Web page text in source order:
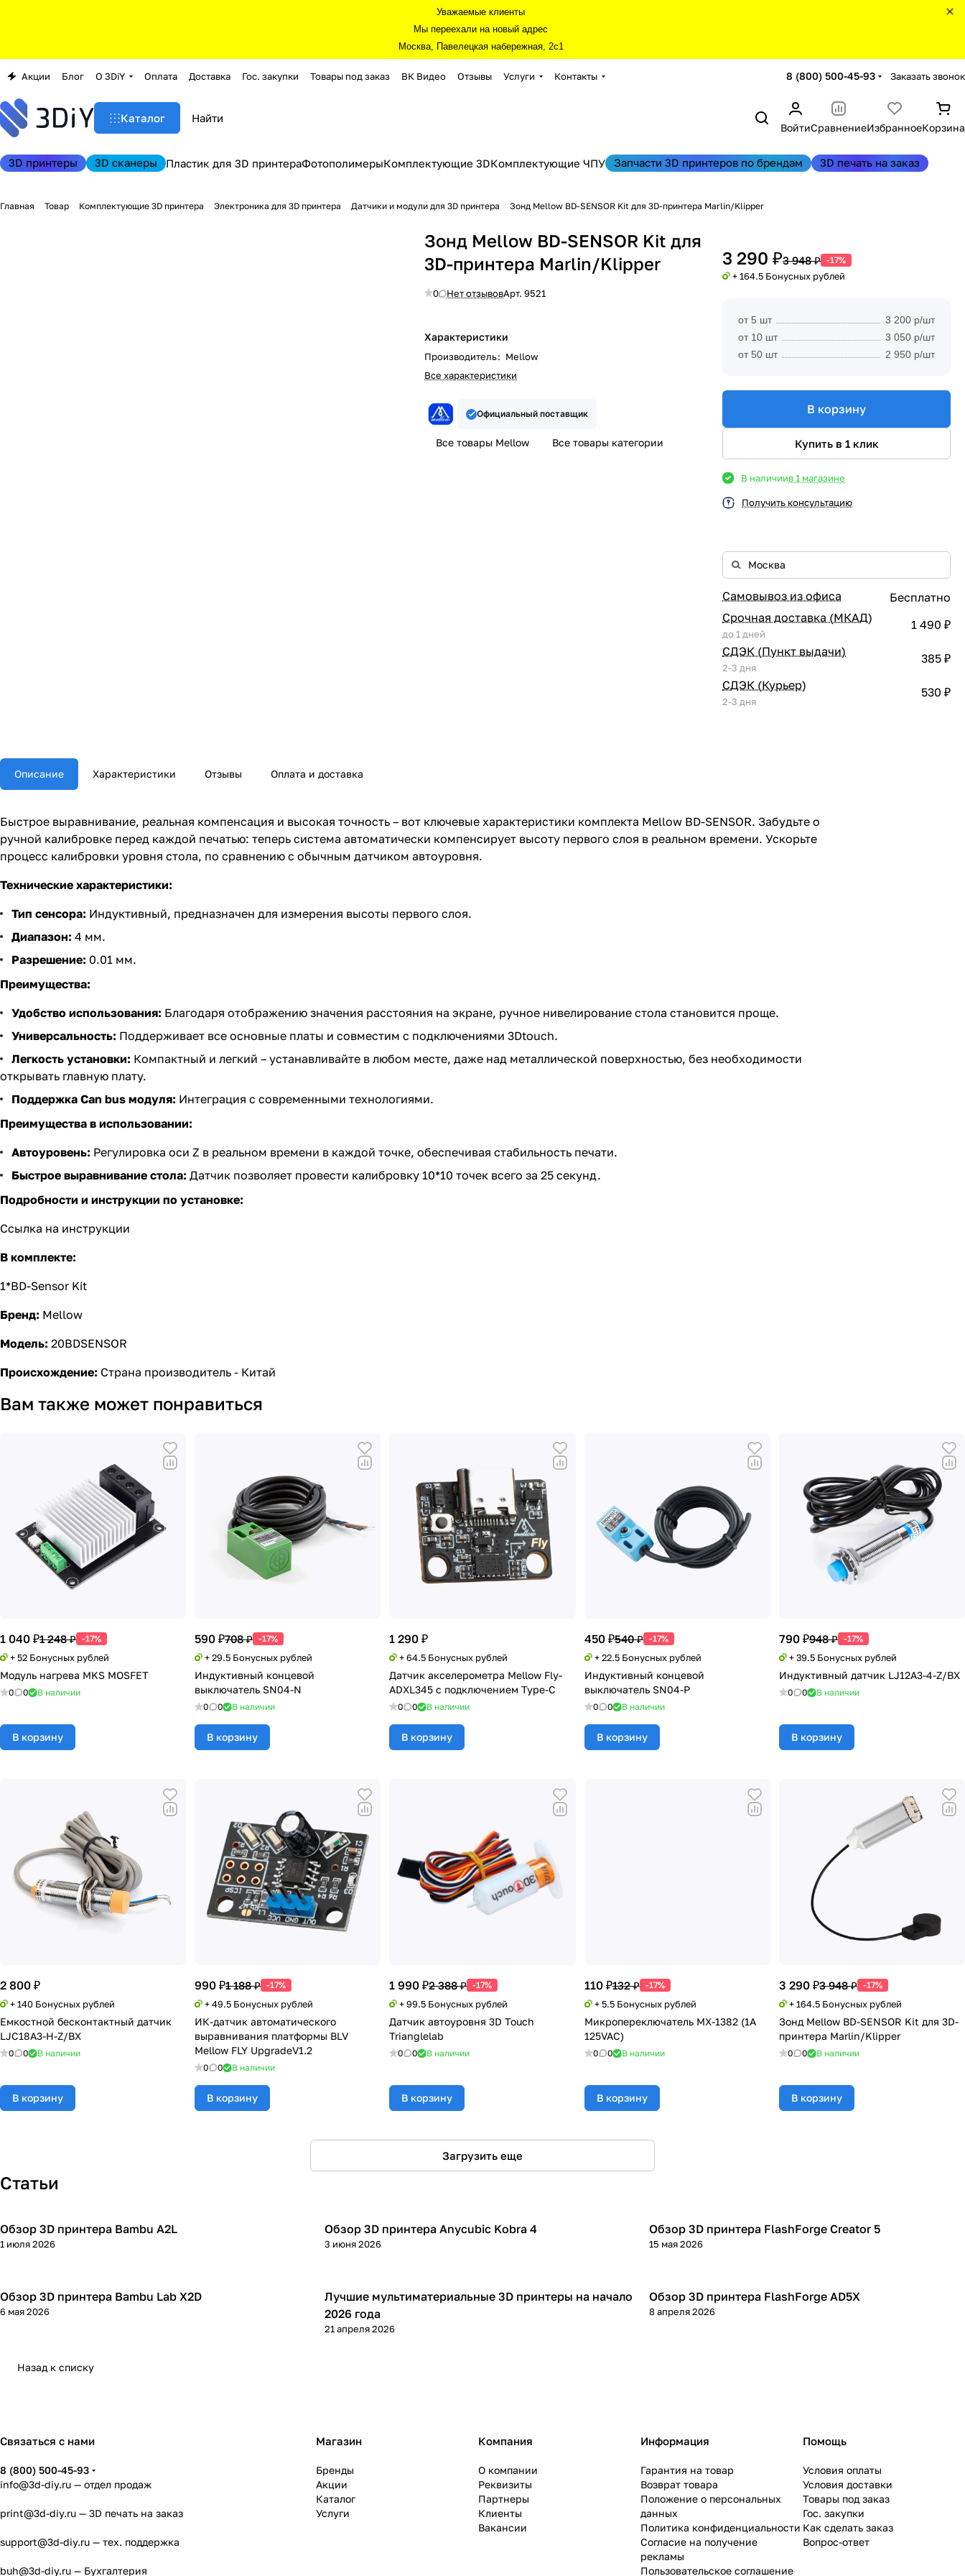
Уважаемые клиенты
Мы переехали на новый адрес
Москва, Павелецкая набережная, 2с1
Акции Блог О 3DiY Оплата Доставка Гос. закупки Товары под заказ ВК Видео Отзывы Услуги Контакты 8 (800) 500-45-93 Заказать звонок
Каталог
ВойтиСравнениеИзбранноеКорзина
3D принтеры 3D сканеры Пластик для 3D принтераФотополимерыКомплектующие 3DКомплектующие ЧПУ Запчасти 3D принтеров по брендам 3D печать на заказ
Главная Товар Комплектующие 3D принтера Электроника для 3D принтера Датчики и модули для 3D принтера Зонд Mellow BD-SENSOR Kit для 3D-принтера Marlin/Klipper
Зонд Mellow BD-SENSOR Kit для
3D-принтера Marlin/Klipper
0 Нет отзывовАрт.9521
Характеристики
Производитель: Mellow
Все характеристики
Официальный поставщик
Все товары Mellow Все товары категории
3 290 ₽3 948 ₽ -17%
+ 164.5 Бонусных рублей
от 5 шт
3 200 р/шт
от 10 шт
3 050 р/шт
от 50 шт
2 950 р/шт
В корзину
Купить в 1 клик
В наличиив 1 магазине
Получить консультацию
Самовывоз из офиса
Бесплатно
Срочная доставка (МКАД)
до 1 дней
1 490 ₽
СДЭК (Пункт выдачи)
2-3 дня
385 ₽
СДЭК (Курьер)
2-3 дня
530 ₽
Описание Характеристики Отзывы Оплата и доставка
Быстрое выравнивание, реальная компенсация и высокая точность – вот ключевые характеристики комплекта Mellow BD-SENSOR. Забудьте о
ручной калибровке перед каждой печатью: теперь система автоматически компенсирует высоту первого слоя в реальном времени. Ускорьте
процесс калибровки уровня стола, по сравнению с обычным датчиком автоуровня.
Технические характеристики:
Тип сенсора: Индуктивный, предназначен для измерения высоты первого слоя.
Диапазон: 4 мм.
Разрешение: 0.01 мм.
Преимущества:
Удобство использования: Благодаря отображению значения расстояния на экране, ручное нивелирование стола становится проще.
Универсальность: Поддерживает все основные платы и совместим с подключениями 3Dtouch.
Легкость установки: Компактный и легкий – устанавливайте в любом месте, даже над металлической поверхностью, без необходимости
открывать главную плату.
Поддержка Can bus модуля: Интеграция с современными технологиями.
Преимущества в использовании:
Автоуровень: Регулировка оси Z в реальном времени в каждой точке, обеспечивая стабильность печати.
Быстрое выравнивание стола: Датчик позволяет провести калибровку 10*10 точек всего за 25 секунд.
Подробности и инструкции по установке:
Ссылка на инструкции
В комплекте:
1*BD-Sensor Kit
Бренд: Mellow
Модель: 20BDSENSOR
Происхождение: Страна производитель - Китай
Вам также может понравиться
1 040 ₽1 248 ₽ -17%
+ 52 Бонусных рублей
Модуль нагрева MKS MOSFET
0 0 В наличии
В корзину
590 ₽708 ₽ -17%
+ 29.5 Бонусных рублей
Индуктивный концевой
выключатель SN04-N
0 0 В наличии
В корзину
1 290 ₽
+ 64.5 Бонусных рублей
Датчик акселерометра Mellow Fly-
ADXL345 с подключением Type-C
0 0 В наличии
В корзину
450 ₽540 ₽ -17%
+ 22.5 Бонусных рублей
Индуктивный концевой
выключатель SN04-P
0 0 В наличии
В корзину
790 ₽948 ₽ -17%
+ 39.5 Бонусных рублей
Индуктивный датчик LJ12A3-4-Z/BX
0 0 В наличии
В корзину
2 800 ₽
+ 140 Бонусных рублей
Емкостной бесконтактный датчик
LJC18A3-H-Z/BX
0 0 В наличии
В корзину
990 ₽1 188 ₽ -17%
+ 49.5 Бонусных рублей
ИК-датчик автоматического
выравнивания платформы BLV
Mellow FLY UpgradeV1.2
0 0 В наличии
В корзину
1 990 ₽2 388 ₽ -17%
+ 99.5 Бонусных рублей
Датчик автоуровня 3D Touch
Trianglelab
0 0 В наличии
В корзину
110 ₽132 ₽ -17%
+ 5.5 Бонусных рублей
Микропереключатель MX-1382 (1A
125VAC)
0 0 В наличии
В корзину
3 290 ₽3 948 ₽ -17%
+ 164.5 Бонусных рублей
Зонд Mellow BD-SENSOR Kit для 3D-
принтера Marlin/Klipper
0 0 В наличии
В корзину
Загрузить еще
Статьи
3D принтеры
Обзор 3D принтера Bambu A2L
1 июля 2026
3D принтеры
Обзор 3D принтера Anycubic Kobra 4
3 июня 2026
3D принтеры
Обзор 3D принтера FlashForge Creator 5
15 мая 2026
3D принтеры
Обзор 3D принтера Bambu Lab X2D
6 мая 2026
3D принтеры
Лучшие мультиматериальные 3D принтеры на начало
2026 года
21 апреля 2026
3D принтеры
Обзор 3D принтера FlashForge AD5X
8 апреля 2026
Назад к списку
Связаться с нами
8 (800) 500-45-93
info@3d-diy.ru — отдел продаж
print@3d-diy.ru — 3D печать на заказ
support@3d-diy.ru — тех. поддержка
buh@3d-diy.ru — Бухгалтерия
Магазин
Бренды
Акции
Каталог
Услуги
Компания
О компании
Реквизиты
Партнеры
Клиенты
Вакансии
Информация
Гарантия на товар
Возврат товара
Положение о персональных
данных
Политика конфиденциальности
Согласие на получение
рекламы
Пользовательское соглашение
Помощь
Условия оплаты
Условия доставки
Товары под заказ
Гос. закупки
Как сделать заказ
Вопрос-ответ